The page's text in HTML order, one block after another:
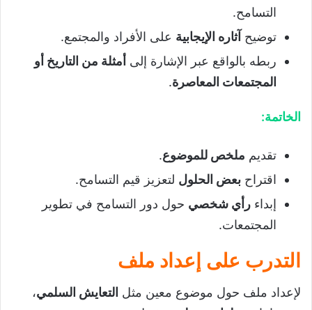
التسامح.
توضيح آثاره الإيجابية على الأفراد والمجتمع.
ربطه بالواقع عبر الإشارة إلى أمثلة من التاريخ أو
المجتمعات المعاصرة.
الخاتمة:
تقديم ملخص للموضوع.
اقتراح بعض الحلول لتعزيز قيم التسامح.
إبداء رأي شخصي حول دور التسامح في تطوير
المجتمعات.
التدرب على إعداد ملف
لإعداد ملف حول موضوع معين مثل التعايش السلمي،